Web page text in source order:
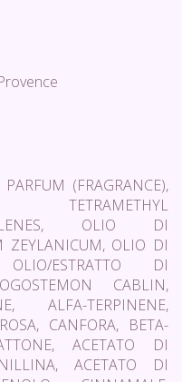
(FRAGRANCE),
OLIO DI
ZEYLANICUM, OLIO DI
ESTRATTO DI
CABLIN,
ALFA-TERPINENE,
CANFORA, BETA-
ACETATO DI
ACETATO DI